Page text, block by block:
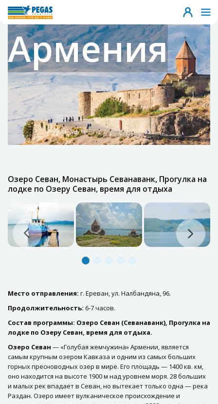
Армения
Озеро Севан, Монастырь Севанаванк, Прогулка на
лодке по Озеру Севан, время для отдыха
Место отправления: г. Ереван, ул. Налбандяна, 96.
Продолжительность: 6-7 часов.
Состав программы: Озеро Севан (Севанаванк), Прогулка на
лодке по Озеру Севан, время для отдыха.
Озеро Севан — «Голубая жемчужина» Армении, является
самым крупным озером Кавказа и одним из самых больших
горных пресноводных озер в мире. Его площадь — 1400 кв. км,
оно находится на высоте 1900 м над уровнем моря. 28 больших
и малых рек впадает в Севан, но вытекает только одна — река
Раздан. Озеро имеет вулканическое происхождение и